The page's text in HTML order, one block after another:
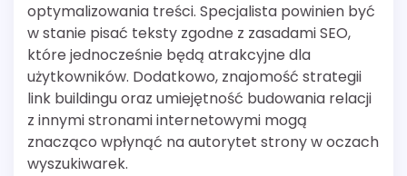
optymalizowania treści. Specjalista powinien być
w stanie pisać teksty zgodne z zasadami SEO,
które jednocześnie będą atrakcyjne dla
użytkowników. Dodatkowo, znajomość strategii
link buildingu oraz umiejętność budowania relacji
z innymi stronami internetowymi mogą
znacząco wpłynąć na autorytet strony w oczach
wyszukiwarek.